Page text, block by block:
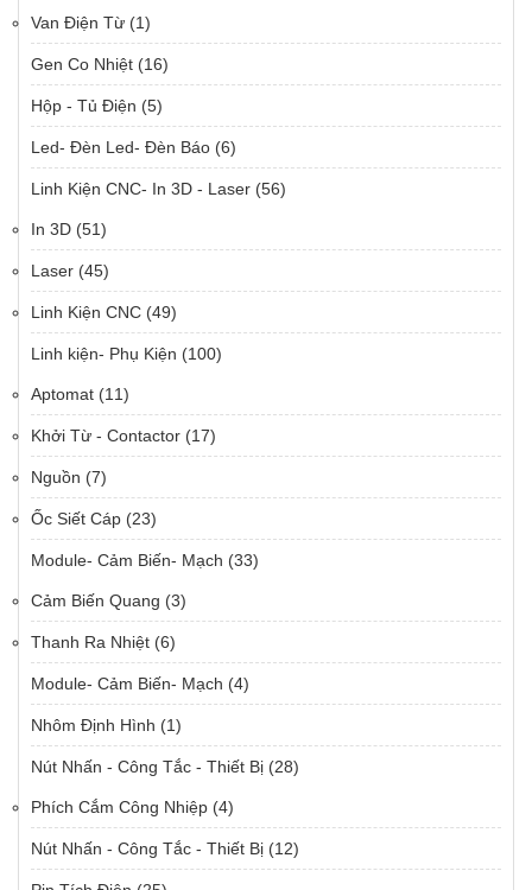
Van Điện Từ (1)
Gen Co Nhiệt (16)
Hộp - Tủ Điện (5)
Led- Đèn Led- Đèn Báo (6)
Linh Kiện CNC- In 3D - Laser (56)
In 3D (51)
Laser (45)
Linh Kiện CNC (49)
Linh kiện- Phụ Kiện (100)
Aptomat (11)
Khởi Từ - Contactor (17)
Nguồn (7)
Ốc Siết Cáp (23)
Module- Cảm Biến- Mạch (33)
Cảm Biến Quang (3)
Thanh Ra Nhiệt (6)
Module- Cảm Biến- Mạch (4)
Nhôm Định Hình (1)
Nút Nhấn - Công Tắc - Thiết Bị (28)
Phích Cắm Công Nhiệp (4)
Nút Nhấn - Công Tắc - Thiết Bị (12)